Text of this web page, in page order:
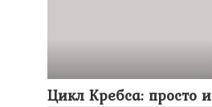
Цикл Кребса: просто